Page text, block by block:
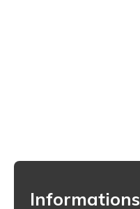
Informations